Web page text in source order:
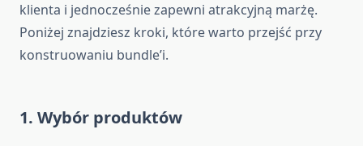
klienta i jednocześnie zapewni atrakcyjną marżę.
Poniżej znajdziesz kroki, które warto przejść przy
konstruowaniu bundle’i.
1. Wybór produktów